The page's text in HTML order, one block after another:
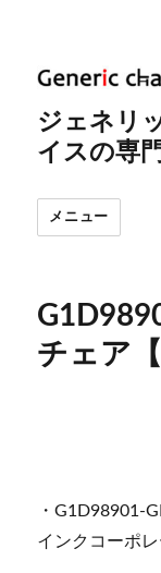
ジェネリ
イスの専
メニュー
チェア
・G1D98901-
インクコーポ